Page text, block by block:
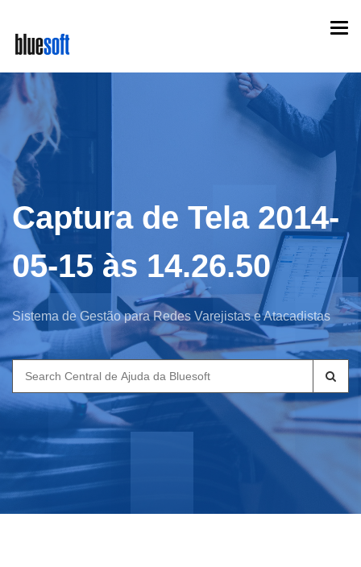
main
content
Captura de Tela 2014-
05-15 às 14.26.50
Sistema de Gestão para Redes Varejistas e Atacadistas
Search
for: